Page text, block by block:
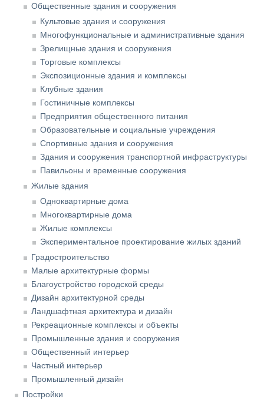
Общественные здания и сооружения
Культовые здания и сооружения
Многофункциональные и административные здания
Зрелищные здания и сооружения
Торговые комплексы
Экспозиционные здания и комплексы
Клубные здания
Гостиничные комплексы
Предприятия общественного питания
Образовательные и социальные учреждения
Спортивные здания и сооружения
Здания и сооружения транспортной инфраструктуры
Павильоны и временные сооружения
Жилые здания
Одноквартирные дома
Многоквартирные дома
Жилые комплексы
Экспериментальное проектирование жилых зданий
Градостроительство
Малые архитектурные формы
Благоустройство городской среды
Дизайн архитектурной среды
Ландшафтная архитектура и дизайн
Рекреационные комплексы и объекты
Промышленные здания и сооружения
Общественный интерьер
Частный интерьер
Промышленный дизайн
Постройки